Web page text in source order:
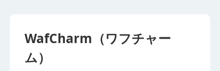
WafCharm（ワフチャー
ム）